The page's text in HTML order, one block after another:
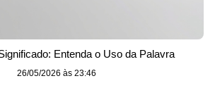
Entenda o Uso da Palavra
26/05/2026 às 23:46